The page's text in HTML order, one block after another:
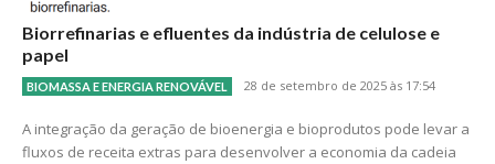
Biorrefinarias e efluentes da indústria de celulose e
papel
BIOMASSA E ENERGIA RENOVÁVEL 28 de setembro de 2025 às 17:54
A integração da geração de bioenergia e bioprodutos pode levar a
fluxos de receita extras para desenvolver a economia da cadeia